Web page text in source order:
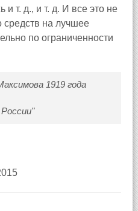
и т. д., и т. д. И все это не
средств на лучшее
по ограниченности
1919 года